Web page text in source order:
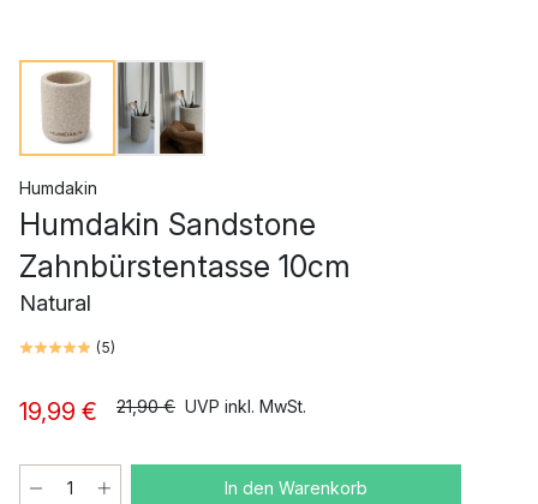
Humdakin
Humdakin Sandstone
Zahnbürstentasse 10cm
Natural
(5)
19,99 € 21,90 € UVP inkl. MwSt.
In den Warenkorb